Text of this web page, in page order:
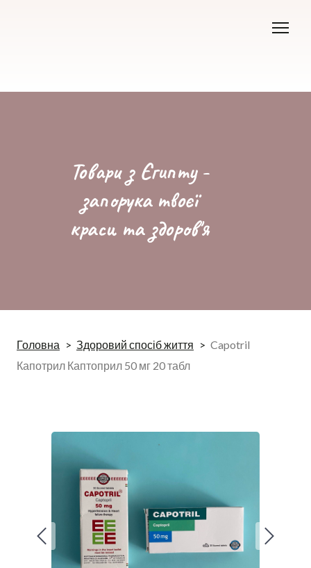
Товари з Єгипту -
запорука твоєї
краси та здоров'я
Головна Здоровий спосіб життя
Capotril
Капотрил Каптоприл 50 мг 20 табл